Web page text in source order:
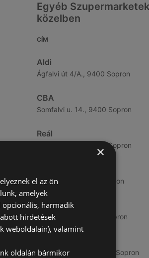
Egyéb
közelben
CÍM
Aldi
Ágfalvi út 4/A., 9400 Sopron
CBA
Somfalvi u. 14., 9400 Sopron
Reál
Besenyő u. 16., 9400 Sopron
Ibolya út 15., 9400 Sopron
CBA
Bánfalvi u. 14, 9400 Sopron
Bánfalvi út 12. 12, 9400 Sopron
×
el az ön
amelyek
opcionális, harmadik
hirdetések
weboldalain), valamint
oldalán bármikor